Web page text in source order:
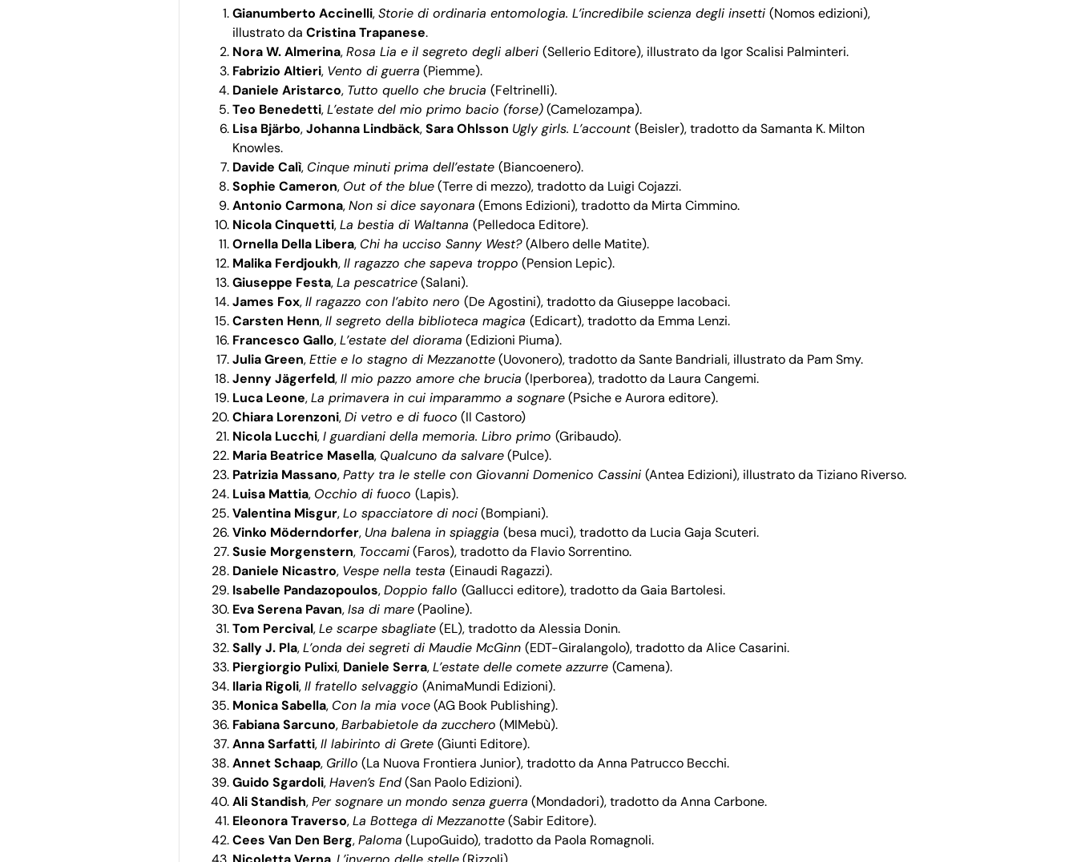
Gianumberto Accinelli,Storie di ordinaria entomologia. L’incredibile scienza degli insetti (Nomos edizioni),
illustrato da Cristina Trapanese.
Nora W. Almerina,Rosa Lia e il segreto degli alberi (Sellerio Editore), illustrato da Igor Scalisi Palminteri.
Fabrizio Altieri, Vento di guerra (Piemme).
Daniele Aristarco, Tutto quello che brucia (Feltrinelli).
Teo Benedetti,L’estate del mio primo bacio (forse)(Camelozampa).
Lisa Bjärbo,Johanna Lindbäck,Sara Ohlsson Ugly girls. L’account(Beisler), tradotto da Samanta K. Milton
Knowles.
Davide Calì, Cinque minuti prima dell’estate (Biancoenero).
Sophie Cameron, Out of the blue(Terre di mezzo), tradotto da Luigi Cojazzi.
Antonio Carmona,Non si dice sayonara (Emons Edizioni), tradotto da Mirta Cimmino.
Nicola Cinquetti,La bestia di Waltanna (Pelledoca Editore).
Ornella Della Libera, Chi ha ucciso Sanny West?(Albero delle Matite).
Malika Ferdjoukh,Il ragazzo che sapeva troppo (Pension Lepic).
Giuseppe Festa,La pescatrice(Salani).
James Fox,Il ragazzo con l’abito nero (De Agostini), tradotto da Giuseppe Iacobaci.
Carsten Henn,Il segreto della biblioteca magica (Edicart), tradotto da Emma Lenzi.
Francesco Gallo,L’estate del diorama (Edizioni Piuma).
Julia Green,Ettie e lo stagno di Mezzanotte(Uovonero), tradotto da Sante Bandriali, illustrato da Pam Smy.
Jenny Jägerfeld,Il mio pazzo amore che brucia (Iperborea), tradotto da Laura Cangemi.
Luca Leone,La primavera in cui imparammo a sognare(Psiche e Aurora editore).
Chiara Lorenzoni,Di vetro e di fuoco (Il Castoro)
Nicola Lucchi,I guardiani della memoria. Libro primo (Gribaudo).
Maria Beatrice Masella, Qualcuno da salvare(Pulce).
Patrizia Massano,Patty tra le stelle con Giovanni Domenico Cassini (Antea Edizioni), illustrato da Tiziano Riverso.
Luisa Mattia, Occhio di fuoco (Lapis).
Valentina Misgur,Lo spacciatore di noci(Bompiani).
Vinko Möderndorfer, Una balena in spiaggia (besa muci), tradotto da Lucia Gaja Scuteri.
Susie Morgenstern, Toccami(Faros), tradotto da Flavio Sorrentino.
Daniele Nicastro, Vespe nella testa (Einaudi Ragazzi).
Isabelle Pandazopoulos,Doppio fallo (Gallucci editore), tradotto da Gaia Bartolesi.
Eva Serena Pavan,Isa di mare(Paoline).
Tom Percival,Le scarpe sbagliate(EL), tradotto da Alessia Donin.
Sally J. Pla,L’onda dei segreti di Maudie McGinn (EDT-Giralangolo), tradotto da Alice Casarini.
Piergiorgio Pulixi, Daniele Serra,L’estate delle comete azzurre (Camena).
Ilaria Rigoli,Il fratello selvaggio (AnimaMundi Edizioni).
Monica Sabella, Con la mia voce(AG Book Publishing).
Fabiana Sarcuno,Barbabietole da zucchero (MIMebù).
Anna Sarfatti,Il labirinto di Grete (Giunti Editore).
Annet Schaap, Grillo (La Nuova Frontiera Junior), tradotto da Anna Patrucco Becchi.
Guido Sgardoli,Haven’s End(San Paolo Edizioni).
Ali Standish,Per sognare un mondo senza guerra (Mondadori), tradotto da Anna Carbone.
Eleonora Traverso,La Bottega di Mezzanotte(Sabir Editore).
Cees Van Den Berg,Paloma (LupoGuido), tradotto da Paola Romagnoli.